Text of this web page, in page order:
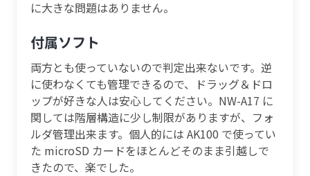
に大きな問題はありません。
付属ソフト
両方とも使っていないので判定出来ないです。逆
に使わなくても管理できるので、ドラッグ＆ドロ
ップが好きな人は安心してください。NW-A17 に
関しては階層構造に少し制限がありますが、フォ
ルダ管理出来ます。個人的には AK100 で使ってい
た microSD カードをほとんどそのまま引越しで
きたので、楽でした。